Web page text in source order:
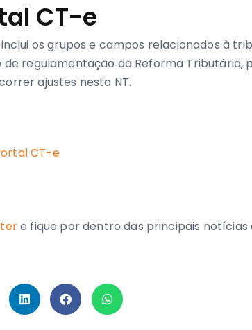
CT-e
os grupos e campos relacionados à
regulamentação da Reforma Tributária,
ajustes nesta NT.
CT-e
e fique por dentro das principais notícias